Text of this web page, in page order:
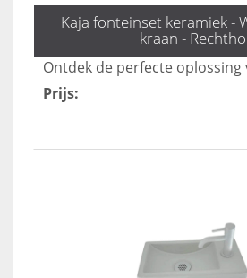
Kaja fonteinset keramiek -
kraan -
Prijs: